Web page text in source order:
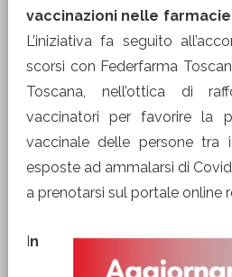
vaccinazioni nelle
L’iniziativa fa seguito
scorsi con Federfarma
Toscana, nell’ottica di
vaccinatori per favorire la
vaccinale delle persone
esposte ad ammalarsi di
a prenotarsi sul portale online
In